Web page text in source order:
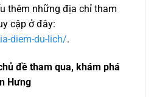
thêm những địa chỉ tham
cập ở đây:
diem-du-lich/.
đề tham qua, khám phá
Hưng